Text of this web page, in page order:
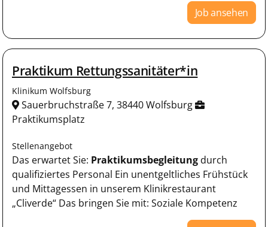
Job ansehen
Praktikum Rettungssanitäter*in
Klinikum Wolfsburg
Sauerbruchstraße 7, 38440 Wolfsburg
Praktikumsplatz
Stellenangebot
Das erwartet Sie: Praktikumsbegleitung durch
qualifiziertes Personal Ein unentgeltliches Frühstück
und Mittagessen in unserem Klinikrestaurant
„Cliverde“ Das bringen Sie mit: Soziale Kompetenz